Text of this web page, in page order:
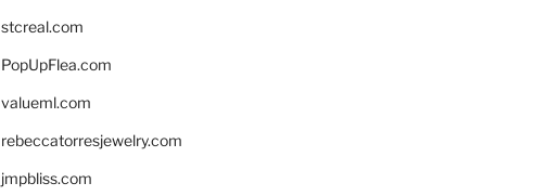
stcreal.com
PopUpFlea.com
valueml.com
rebeccatorresjewelry.com
jmpbliss.com